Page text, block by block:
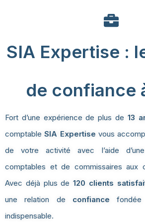
SIA Expertise :
de confiance
Fort d’une expérience de plus de 13
comptableSIA Expertise vous
de votre activité avec l’aide
comptables et de commissaires aux
Avec déjà plus de 120 clients
une relation de confiance
indispensable.